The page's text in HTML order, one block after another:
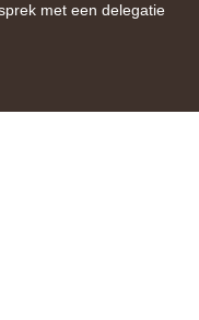
met een delegatie